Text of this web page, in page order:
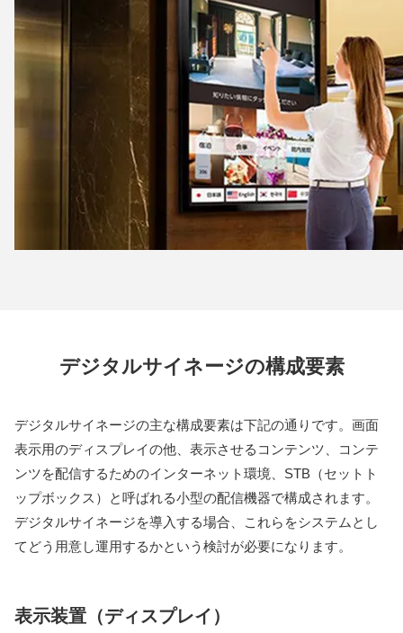
デジタルサイネージの構成要素
デジタルサイネージの主な構成要素は下記の通りです。画面
表示用のディスプレイの他、表示させるコンテンツ、コンテ
ンツを配信するためのインターネット環境、STB（セットト
ップボックス）と呼ばれる小型の配信機器で構成されます。
デジタルサイネージを導入する場合、これらをシステムとし
てどう用意し運用するかという検討が必要になります。
表示装置（ディスプレイ）